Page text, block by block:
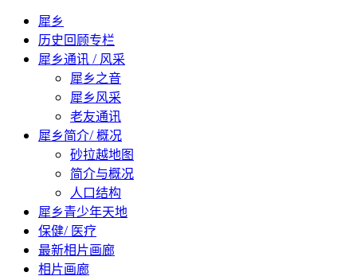
犀乡
历史回顾专栏
犀乡通讯 / 风采
犀乡之音
犀乡风采
老友通讯
犀乡简介/ 概况
砂拉越地图
简介与概况
人口结构
犀乡青少年天地
保健/ 医疗
最新相片画廊
相片画廊